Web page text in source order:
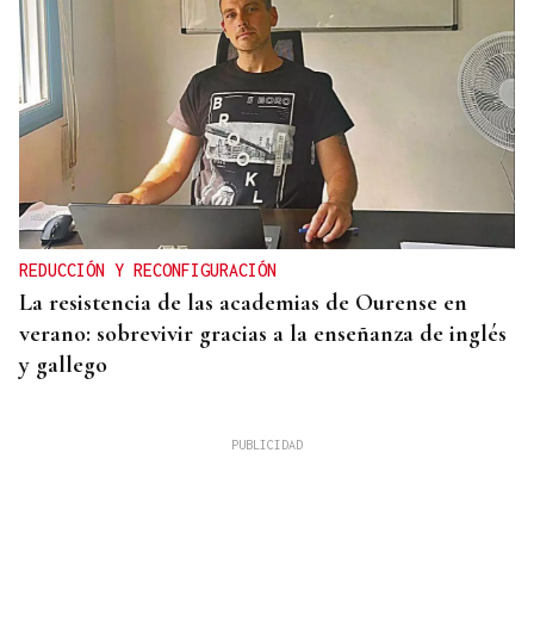
REDUCCIÓN Y RECONFIGURACIÓN
La resistencia de las academias de Ourense en
verano: sobrevivir gracias a la enseñanza de inglés
y gallego